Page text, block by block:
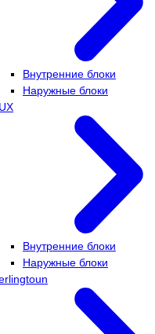
Внутренние блоки
Наружные блоки
Внутренние блоки
Наружные блоки